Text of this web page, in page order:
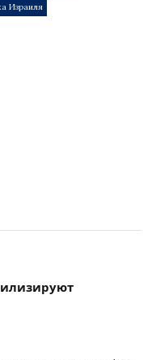
Израиля